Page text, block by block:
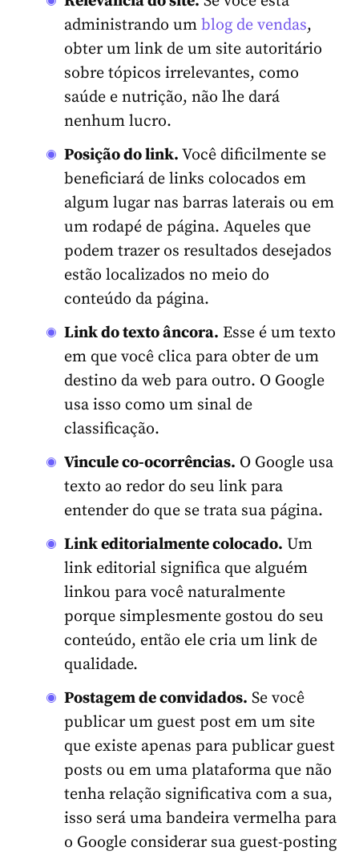
administrando um blog de vendas,
obter um link de um site autoritário
sobre tópicos irrelevantes, como
saúde e nutrição, não lhe dará
nenhum lucro.
Posição do link. Você dificilmente se
beneficiará de links colocados em
algum lugar nas barras laterais ou em
um rodapé de página. Aqueles que
podem trazer os resultados desejados
estão localizados no meio do
conteúdo da página.
Link do texto âncora. Esse é um texto
em que você clica para obter de um
destino da web para outro. O Google
usa isso como um sinal de
classificação.
Vincule co-ocorrências. O Google usa
texto ao redor do seu link para
entender do que se trata sua página.
Link editorialmente colocado. Um
link editorial significa que alguém
linkou para você naturalmente
porque simplesmente gostou do seu
conteúdo, então ele cria um link de
qualidade.
Postagem de convidados. Se você
publicar um guest post em um site
que existe apenas para publicar guest
posts ou em uma plataforma que não
tenha relação significativa com a sua,
isso será uma bandeira vermelha para
o Google considerar sua guest-posting